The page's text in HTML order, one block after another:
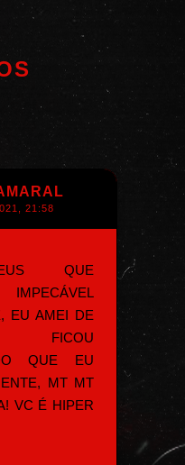
21:58
QUE
EU AMEI DE
FICOU
QUE EU
MT MT
VC É HIPER